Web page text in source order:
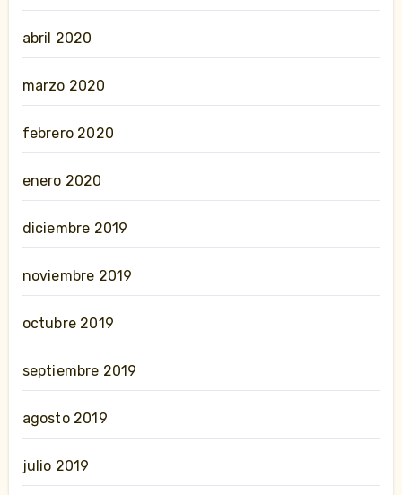
abril 2020
marzo 2020
febrero 2020
enero 2020
diciembre 2019
noviembre 2019
octubre 2019
septiembre 2019
agosto 2019
julio 2019